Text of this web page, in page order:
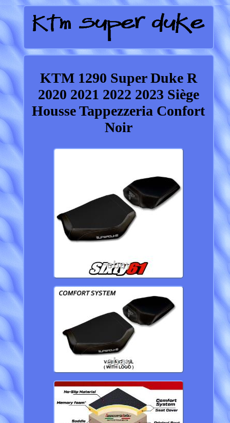
KTM 1290 Super Duke R
2020 2021 2022 2023 Siège
Housse Tappezzeria Confort
Noir